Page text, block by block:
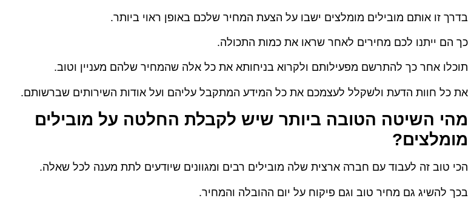
בדרך זו אותם מובילים מומלצים ישבו על הצעת המחיר שלכם באופן ראוי ביותר.
כך הם ייתנו לכם מחירים לאחר שראו את כמות התכולה.
תוכלו אחר כך להתרשם מפעילותם ולקרוא בניחותא את כל אלה שהמחיר שלהם מעניין וטוב.
את כל חוות הדעת ולשקלל לעצמכם את כל המידע המתקבל עליהם ועל אודות השירותים שברשותם.
מהי השיטה הטובה ביותר שיש לקבלת החלטה על מובילים
מומלצים?
הכי טוב זה לעבוד עם חברה ארצית שלה מובילים רבים ומגוונים שיודעים לתת מענה לכל שאלה.
בכך להשיג גם מחיר טוב וגם פיקוח על יום ההובלה והמחיר.